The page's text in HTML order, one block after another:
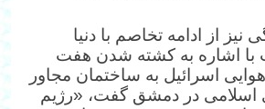
۸۵ سالگی نیز از ادامه تخاصم با دنیا
با اشاره به کشته شدن هفت
اسرائیل به ساختمان مجاور
در دمشق گفت، «رژیم